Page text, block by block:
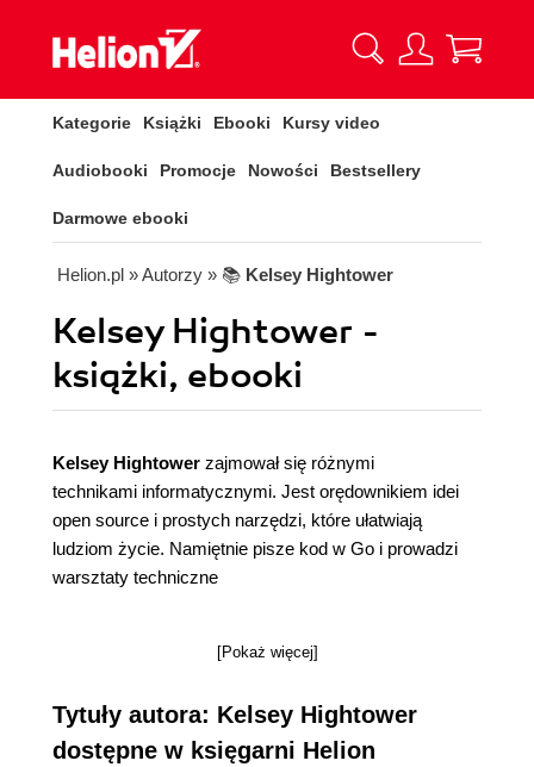
Kategorie Książki Ebooki Kursy video
Audiobooki Promocje Nowości Bestsellery
Darmowe ebooki
Helion.pl » Autorzy » 📚 Kelsey Hightower
Kelsey Hightower -
książki, ebooki
Kelsey Hightower zajmował się różnymi
technikami informatycznymi. Jest orędownikiem idei
open source i prostych narzędzi, które ułatwiają
ludziom życie. Namiętnie pisze kod w Go i prowadzi
warsztaty techniczne
[Pokaż więcej]
Tytuły autora: Kelsey Hightower
dostępne w księgarni Helion